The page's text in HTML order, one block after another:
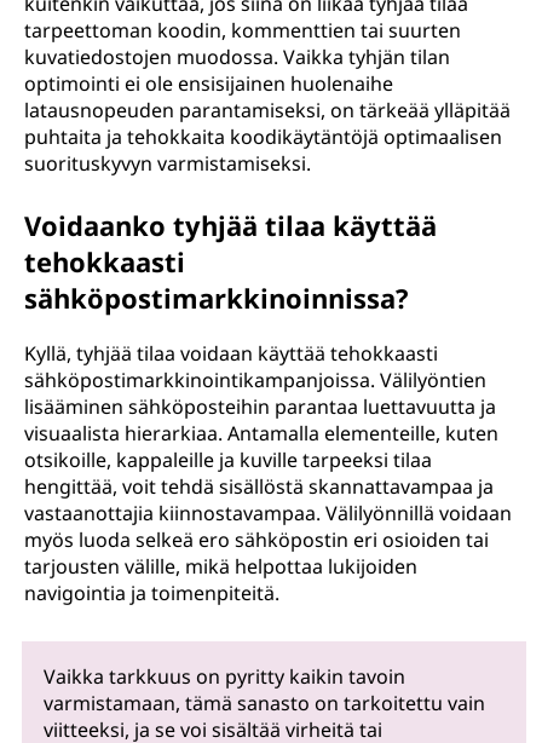
tarpeettoman koodin, kommenttien tai suurten
kuvatiedostojen muodossa. Vaikka tyhjän tilan
optimointi ei ole ensisijainen huolenaihe
latausnopeuden parantamiseksi, on tärkeää ylläpitää
puhtaita ja tehokkaita koodikäytäntöjä optimaalisen
suorituskyvyn varmistamiseksi.
Voidaanko tyhjää tilaa käyttää
tehokkaasti
sähköpostimarkkinoinnissa?
Kyllä, tyhjää tilaa voidaan käyttää tehokkaasti
sähköpostimarkkinointikampanjoissa. Välilyöntien
lisääminen sähköposteihin parantaa luettavuutta ja
visuaalista hierarkiaa. Antamalla elementeille, kuten
otsikoille, kappaleille ja kuville tarpeeksi tilaa
hengittää, voit tehdä sisällöstä skannattavampaa ja
vastaanottajia kiinnostavampaa. Välilyönnillä voidaan
myös luoda selkeä ero sähköpostin eri osioiden tai
tarjousten välille, mikä helpottaa lukijoiden
navigointia ja toimenpiteitä.
Vaikka tarkkuus on pyritty kaikin tavoin
varmistamaan, tämä sanasto on tarkoitettu vain
viitteeksi, ja se voi sisältää virheitä tai